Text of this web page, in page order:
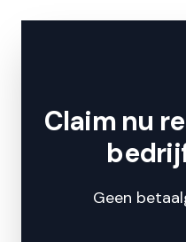
Claim nu
Geen